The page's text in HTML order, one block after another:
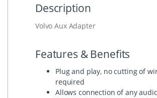
Description
Volvo Aux Adapter
Features & Benefits
Plug and play, no cutting of
required
Allows connection of any